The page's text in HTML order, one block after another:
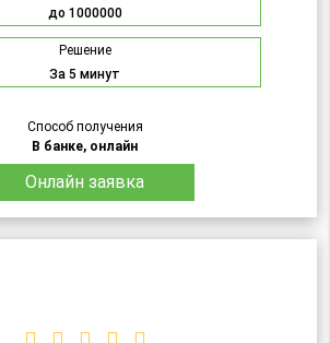
до 1000000
Решение
За 5 минут
Способ получения
В банке, онлайн
Онлайн заявка